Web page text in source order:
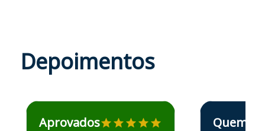
Depoimentos
Estudante José recomenda o Aprova Concursos em
Aprovados
Estudante Elais
Quem